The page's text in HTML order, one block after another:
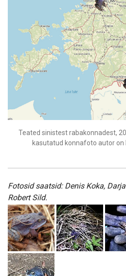
Teated sinistest rabakonnadest,
kasutatud konnafoto autor on
Fotosid saatsid: Denis Koka,
Robert Sild.